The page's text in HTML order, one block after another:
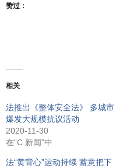
赞过：
相关
法推出《整体安全法》 多城市
爆发大规模抗议活动
2020-11-30
在“C.新闻”中
法“黄背心”运动持续 蓄意把下